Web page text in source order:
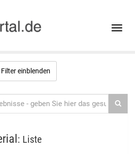
Toggle
Filter einblenden
: Liste